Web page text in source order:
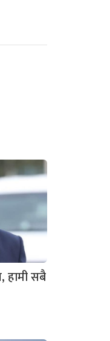
हामी सबै